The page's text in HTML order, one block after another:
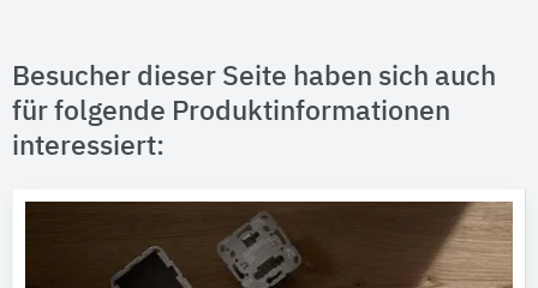
Besucher dieser Seite haben sich auch
für folgende Produktinformationen
interessiert: